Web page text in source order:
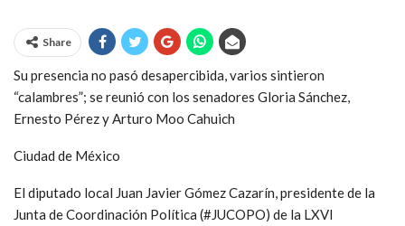
Share
Su presencia no pasó desapercibida, varios sintieron
“calambres”; se reunió con los senadores Gloria Sánchez,
Ernesto Pérez y Arturo Moo Cahuich
Ciudad de México
El diputado local Juan Javier Gómez Cazarín, presidente de la
Junta de Coordinación Política (#JUCOPO) de la LXVI